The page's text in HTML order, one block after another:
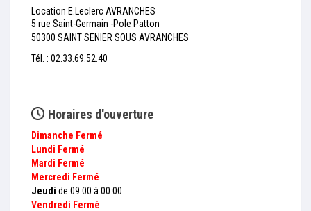
Location E.Leclerc AVRANCHES
5 rue Saint-Germain -Pole Patton
50300 SAINT SENIER SOUS AVRANCHES
Tél. : 02.33.69.52.40
Horaires d'ouverture
Dimanche Fermé
Lundi Fermé
Mardi Fermé
Mercredi Fermé
Jeudi de 09:00 à 00:00
Vendredi Fermé